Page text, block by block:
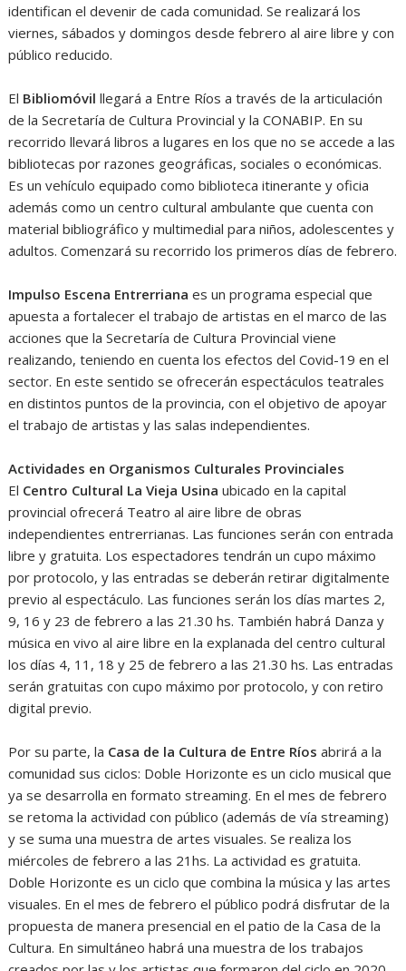
identifican el devenir de cada comunidad. Se realizará los
viernes, sábados y domingos desde febrero al aire libre y con
público reducido.
El Bibliomóvil llegará a Entre Ríos a través de la articulación
de la Secretaría de Cultura Provincial y la CONABIP. En su
recorrido llevará libros a lugares en los que no se accede a las
bibliotecas por razones geográficas, sociales o económicas.
Es un vehículo equipado como biblioteca itinerante y oficia
además como un centro cultural ambulante que cuenta con
material bibliográfico y multimedial para niños, adolescentes y
adultos. Comenzará su recorrido los primeros días de febrero.
Impulso Escena Entrerriana es un programa especial que
apuesta a fortalecer el trabajo de artistas en el marco de las
acciones que la Secretaría de Cultura Provincial viene
realizando, teniendo en cuenta los efectos del Covid-19 en el
sector. En este sentido se ofrecerán espectáculos teatrales
en distintos puntos de la provincia, con el objetivo de apoyar
el trabajo de artistas y las salas independientes.
Actividades en Organismos Culturales Provinciales
El Centro Cultural La Vieja Usina ubicado en la capital
provincial ofrecerá Teatro al aire libre de obras
independientes entrerrianas. Las funciones serán con entrada
libre y gratuita. Los espectadores tendrán un cupo máximo
por protocolo, y las entradas se deberán retirar digitalmente
previo al espectáculo. Las funciones serán los días martes 2,
9, 16 y 23 de febrero a las 21.30 hs. También habrá Danza y
música en vivo al aire libre en la explanada del centro cultural
los días 4, 11, 18 y 25 de febrero a las 21.30 hs. Las entradas
serán gratuitas con cupo máximo por protocolo, y con retiro
digital previo.
Por su parte, la Casa de la Cultura de Entre Ríos abrirá a la
comunidad sus ciclos: Doble Horizonte es un ciclo musical que
ya se desarrolla en formato streaming. En el mes de febrero
se retoma la actividad con público (además de vía streaming)
y se suma una muestra de artes visuales. Se realiza los
miércoles de febrero a las 21hs. La actividad es gratuita.
Doble Horizonte es un ciclo que combina la música y las artes
visuales. En el mes de febrero el público podrá disfrutar de la
propuesta de manera presencial en el patio de la Casa de la
Cultura. En simultáneo habrá una muestra de los trabajos